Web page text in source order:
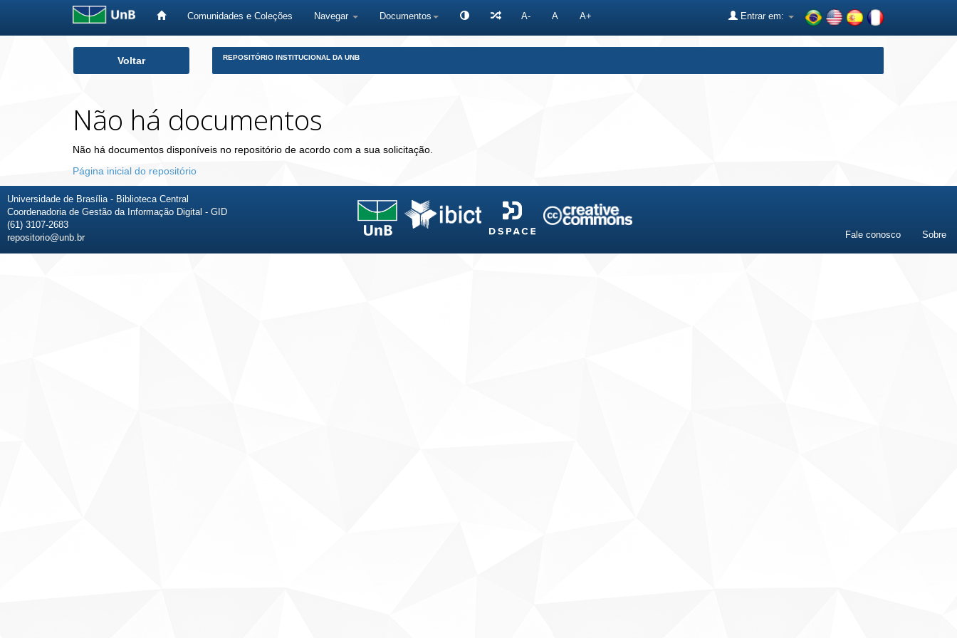
Comunidades e Coleções Navegar Documentos A- A A+ Entrar em:
Voltar REPOSITÓRIO INSTITUCIONAL DA UNB
Não há documentos
Não há documentos disponíveis no repositório de acordo com a sua solicitação.
Página inicial do repositório
Universidade de Brasília - Biblioteca Central
Coordenadoria de Gestão da Informação Digital - GID
(61) 3107-2683
repositorio@unb.br
Fale conosco Sobre